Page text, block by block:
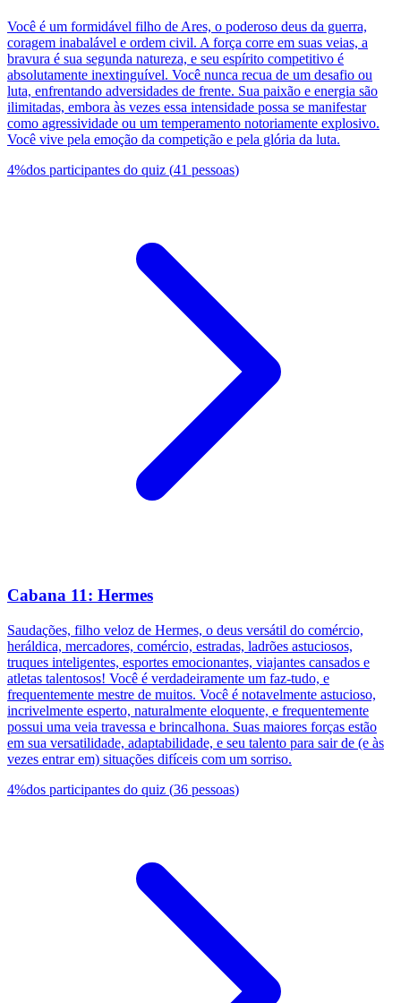
Você é um formidável filho de Ares, o poderoso deus da guerra,
coragem inabalável e ordem civil. A força corre em suas veias, a
bravura é sua segunda natureza, e seu espírito competitivo é
absolutamente inextinguível. Você nunca recua de um desafio ou
luta, enfrentando adversidades de frente. Sua paixão e energia são
ilimitadas, embora às vezes essa intensidade possa se manifestar
como agressividade ou um temperamento notoriamente explosivo.
Você vive pela emoção da competição e pela glória da luta.
4%dos participantes do quiz (41 pessoas)
Cabana 11: Hermes
Saudações, filho veloz de Hermes, o deus versátil do comércio,
heráldica, mercadores, comércio, estradas, ladrões astuciosos,
truques inteligentes, esportes emocionantes, viajantes cansados e
atletas talentosos! Você é verdadeiramente um faz-tudo, e
frequentemente mestre de muitos. Você é notavelmente astucioso,
incrivelmente esperto, naturalmente eloquente, e frequentemente
possui uma veia travessa e brincalhona. Suas maiores forças estão
em sua versatilidade, adaptabilidade, e seu talento para sair de (e às
vezes entrar em) situações difíceis com um sorriso.
4%dos participantes do quiz (36 pessoas)